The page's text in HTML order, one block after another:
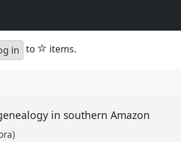
in to star
items.
in southern Amazon